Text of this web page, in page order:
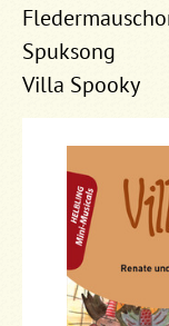
Spuksong
Villa Spooky